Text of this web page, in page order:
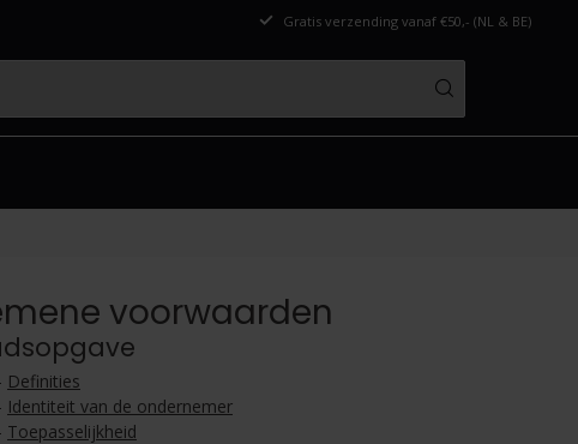
Gratis verzending vanaf €50,- (NL & BE)
voorwaarden
Definities
Identiteit van de ondernemer
Toepasselijkheid